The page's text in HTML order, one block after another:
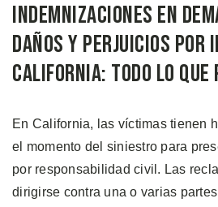
Indemnizaciones en
Daños y Perjuicios por
California: Todo lo que
En California, las víctimas tienen
el momento del siniestro para
por responsabilidad civil. Las
dirigirse contra una o varias